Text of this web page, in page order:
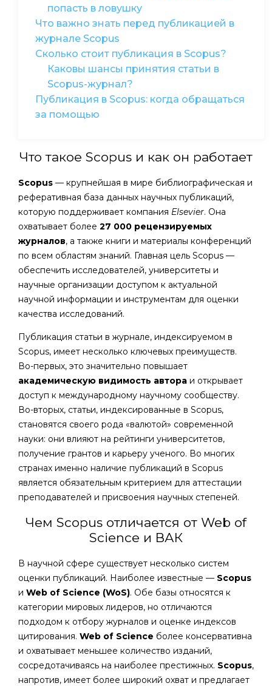
попасть в ловушку
Что важно знать перед публикацией в
журнале Scopus
Сколько стоит публикация в Scopus?
Каковы шансы принятия статьи в
Scopus-журнал?
Публикация в Scopus: когда обращаться
за помощью
Что такое Scopus и как он работает
Scopus — крупнейшая в мире библиографическая и
реферативная база данных научных публикаций,
которую поддерживает компания Elsevier. Она
охватывает более 27 000 рецензируемых
журналов, а также книги и материалы конференций
по всем областям знаний. Главная цель Scopus —
обеспечить исследователей, университеты и
научные организации доступом к актуальной
научной информации и инструментам для оценки
качества исследований.
Публикация статьи в журнале, индексируемом в
Scopus, имеет несколько ключевых преимуществ.
Во-первых, это значительно повышает
академическую видимость автора и открывает
доступ к международному научному сообществу.
Во-вторых, статьи, индексированные в Scopus,
становятся своего рода «валютой» современной
науки: они влияют на рейтинги университетов,
получение грантов и карьеру ученого. Во многих
странах именно наличие публикаций в Scopus
является обязательным критерием для аттестации
преподавателей и присвоения научных степеней.
Чем Scopus отличается от Web of
Science и ВАК
В научной сфере существует несколько систем
оценки публикаций. Наиболее известные — Scopus
и Web of Science (WoS). Обе базы относятся к
категории мировых лидеров, но отличаются
подходом к отбору журналов и оценке индексов
цитирования. Web of Science более консервативна
и охватывает меньшее количество изданий,
сосредотачиваясь на наиболее престижных. Scopus,
напротив, имеет более широкий охват и предлагает